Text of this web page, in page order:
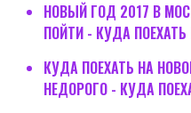
НОВЫЙ ГОД 2017 В
ПОЙТИ - КУДА
КУДА ПОЕХАТЬ НА
НЕДОРОГО - КУДА